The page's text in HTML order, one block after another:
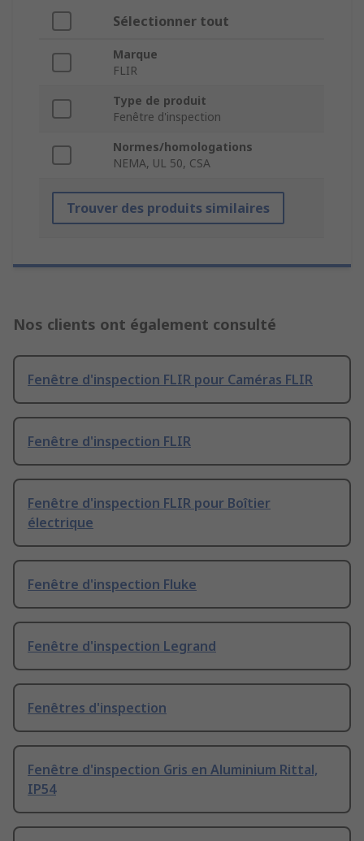
Sélectionner tout
Marque
FLIR
Type de produit
Fenêtre d'inspection
Normes/homologations
NEMA, UL 50, CSA
Trouver des produits similaires
Nos clients ont également consulté
Fenêtre d'inspection FLIR pour Caméras FLIR
Fenêtre d'inspection FLIR
Fenêtre d'inspection FLIR pour Boîtier
électrique
Fenêtre d'inspection Fluke
Fenêtre d'inspection Legrand
Fenêtres d'inspection
Fenêtre d'inspection Gris en Aluminium Rittal,
IP54